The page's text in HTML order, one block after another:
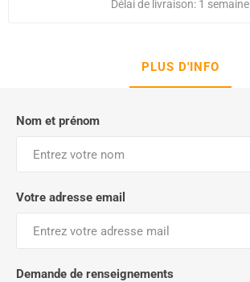
Délai de livraison: 1 semaine
PLUS D'INFO
Nom et prénom
Votre adresse email
Demande de renseignements